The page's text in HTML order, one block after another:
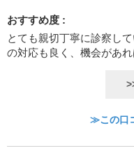
おすすめ度 :
とても親切丁寧に診察し
の対応も良く、機会があれ
≫この口